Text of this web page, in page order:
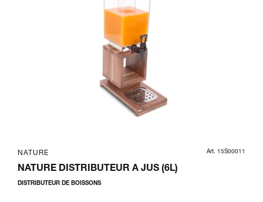
NATURE Art. 15S00011
NATURE DISTRIBUTEUR A JUS (6L)
DISTRIBUTEUR DE BOISSONS